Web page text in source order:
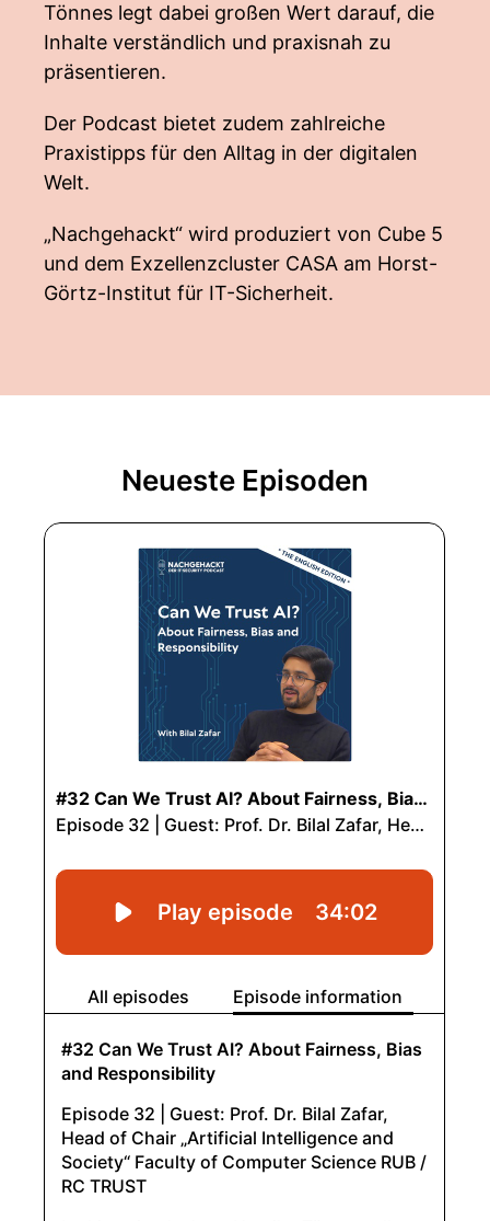
Tönnes legt dabei großen Wert darauf, die
Inhalte verständlich und praxisnah zu
präsentieren.
Der Podcast bietet zudem zahlreiche
Praxistipps für den Alltag in der digitalen
Welt.
„Nachgehackt“ wird produziert von Cube 5
und dem Exzellenzcluster CASA am Horst-
Görtz-Institut für IT-Sicherheit.
Neueste Episoden